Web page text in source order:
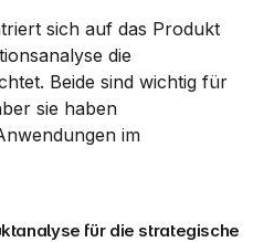
sich auf das Produkt
die
Beide sind wichtig für
sie haben
im
für die strategische